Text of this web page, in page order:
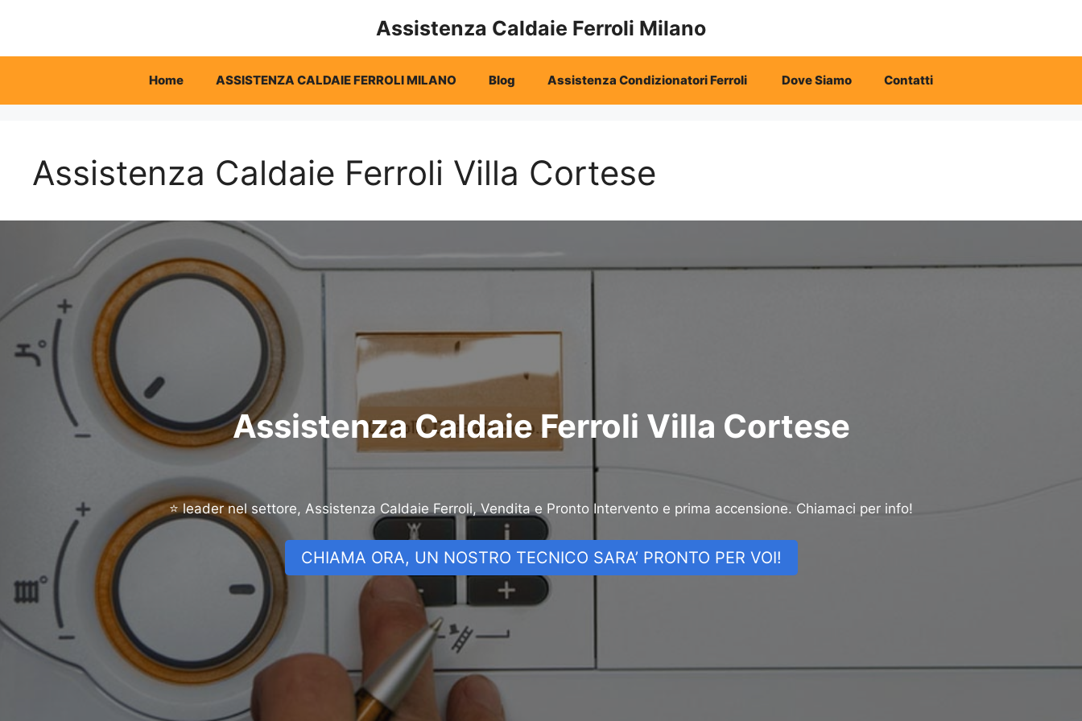
Assistenza Caldaie Ferroli Milano
Home ASSISTENZA CALDAIE FERROLI MILANO Blog Assistenza Condizionatori Ferroli Dove Siamo Contatti
Assistenza Caldaie Ferroli Villa Cortese
Assistenza Caldaie Ferroli Villa Cortese
⭐ leader nel settore, Assistenza Caldaie Ferroli, Vendita e Pronto Intervento e prima accensione. Chiamaci per info!
CHIAMA ORA, UN NOSTRO TECNICO SARA’ PRONTO PER VOI!